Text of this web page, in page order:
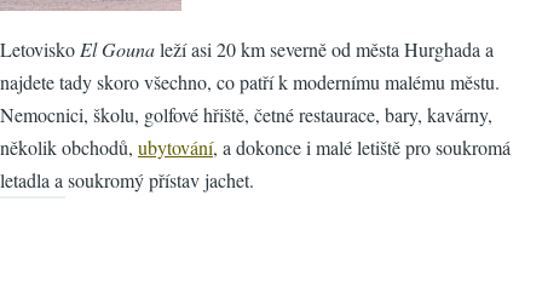
Letovisko El Gounaleží asi 20 km severně od města Hurghada a
najdete tady skoro všechno, co patří k modernímu malému městu.
Nemocnici, školu, golfové hřiště, četné restaurace, bary, kavárny,
několik obchodů, ubytování, a dokonce i malé letiště pro soukromá
letadla a soukromý přístav jachet.